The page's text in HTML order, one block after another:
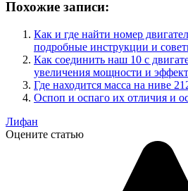
Похожие записи:
Как и где найти номер
подробные инструкции и
Как соединить наш 10 с
увеличения мощности и
Где находится масса на ниве
Оспоп и оспаго их отличия и
Лифан
Оцените статью